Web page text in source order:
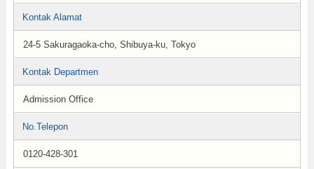
Kontak Alamat
24-5 Sakuragaoka-cho, Shibuya-ku, Tokyo
Kontak Departmen
Admission Office
No.Telepon
0120-428-301